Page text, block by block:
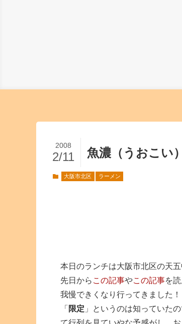
魚濃（うおこい
2008
2/11
大阪市北区 ラーメン
本日のランチは大阪市北区の天
先日から この記事やこの記事を
我慢できくなり行ってきました！
「 限定 」というのは知っていた